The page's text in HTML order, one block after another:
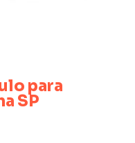
para
SP